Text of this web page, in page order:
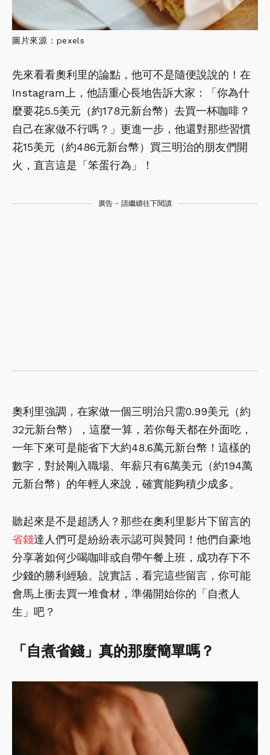
圖片來源：pexels
先來看看奧利里的論點，他可不是隨便說說的！在
Instagram上，他語重心長地告訴大家：「你為什
麼要花5.5美元（約178元新台幣）去買一杯咖啡？
自己在家做不行嗎？」更進一步，他還對那些習慣
花15美元（約486元新台幣）買三明治的朋友們開
火，直言這是「笨蛋行為」！
廣告 - 請繼續往下閱讀
奧利里強調，在家做一個三明治只需0.99美元（約
32元新台幣），這麼一算，若你每天都在外面吃，
一年下來可是能省下大約48.6萬元新台幣！這樣的
數字，對於剛入職場、年薪只有6萬美元（約194萬
元新台幣）的年輕人來說，確實能夠積少成多。
聽起來是不是超誘人？那些在奧利里影片下留言的
省錢達人們可是紛紛表示認可與贊同！他們自豪地
分享著如何少喝咖啡或自帶午餐上班，成功存下不
少錢的勝利經驗。說實話，看完這些留言，你可能
會馬上衝去買一堆食材，準備開始你的「自煮人
生」吧？
「自煮省錢」真的那麼簡單嗎？